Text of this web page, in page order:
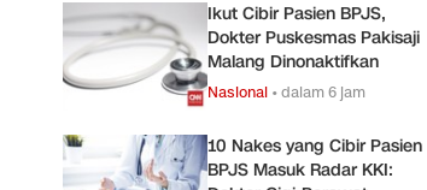
Ikut Cibir Pasien BPJS,
Dokter Puskesmas Pakisaji
Malang Dinonaktifkan
Nasional •dalam 6 jam
10 Nakes yang Cibir Pasien
BPJS Masuk Radar KKI: